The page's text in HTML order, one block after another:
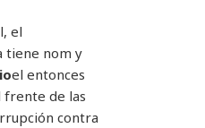
el
tiene nom y
el entonces
frente de las
contra